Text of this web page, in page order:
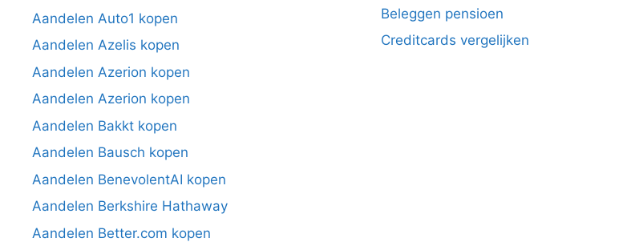
Aandelen Auto1 kopen
Aandelen Azelis kopen
Aandelen Azerion kopen
Aandelen Azerion kopen
Aandelen Bakkt kopen
Aandelen Bausch kopen
Aandelen BenevolentAI kopen
Aandelen Berkshire Hathaway
Aandelen Better.com kopen
Beleggen pensioen
Creditcards vergelijken